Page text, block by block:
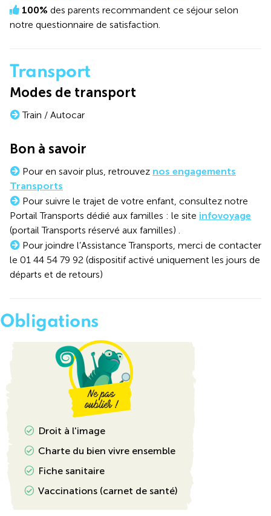
100% des parents recommandent ce séjour selon
notre questionnaire de satisfaction.
Transport
Modes de transport
Train / Autocar
Bon à savoir
Pour en savoir plus, retrouvez nos engagements
Transports
Pour suivre le trajet de votre enfant, consultez notre
Portail Transports dédié aux familles : le site infovoyage
(portail Transports réservé aux familles) .
Pour joindre l’Assistance Transports, merci de contacter
le 01 44 54 79 92 (dispositif activé uniquement les jours de
départs et de retours)
Obligations
Droit à l'image
Charte du bien vivre ensemble
Fiche sanitaire
Vaccinations (carnet de santé)